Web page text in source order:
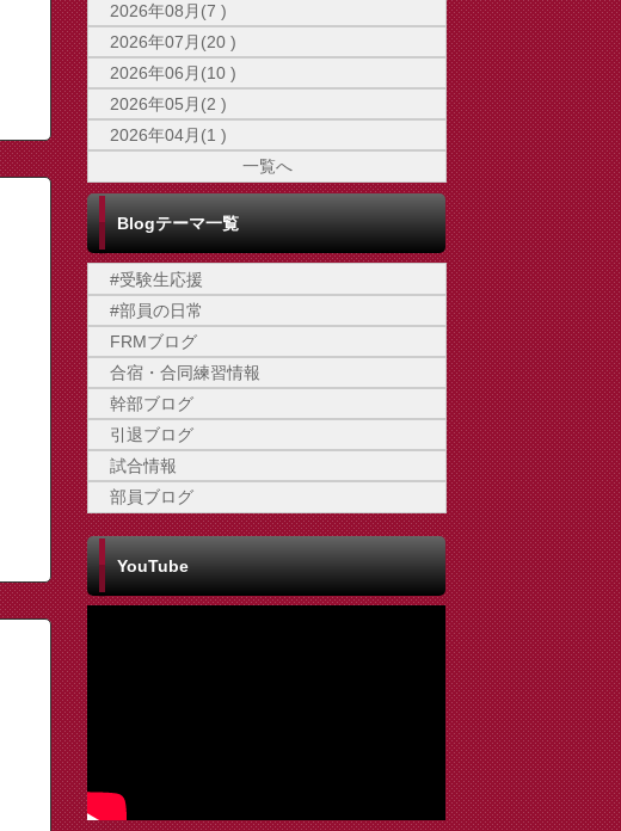
2026年08月(7 )
2026年07月(20 )
2026年06月(10 )
2026年05月(2 )
2026年04月(1 )
一覧へ
Blogテーマ一覧
#受験生応援
#部員の日常
FRMブログ
合宿・合同練習情報
幹部ブログ
引退ブログ
試合情報
部員ブログ
YouTube